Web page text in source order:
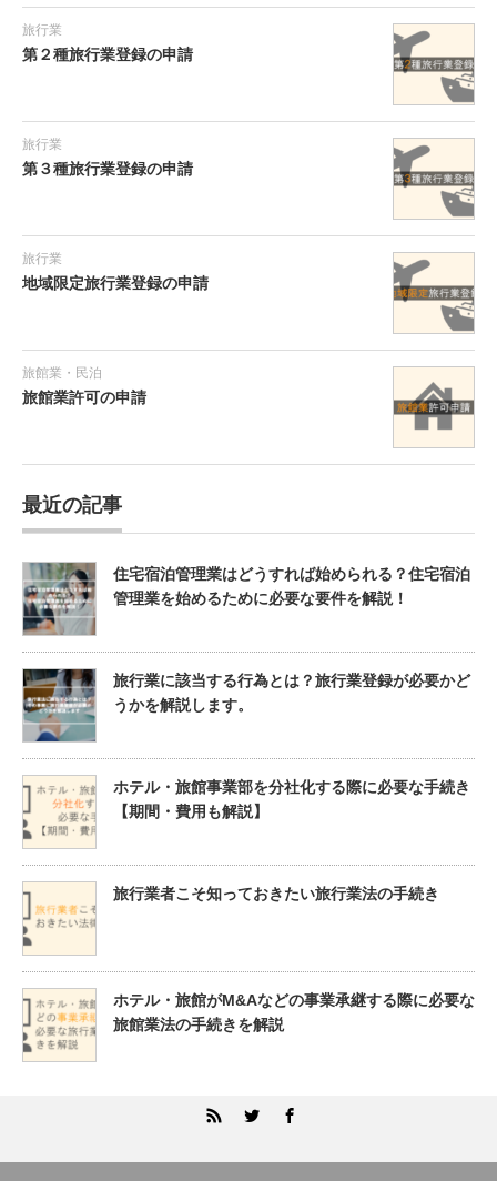
旅行業
第２種旅行業登録の申請
旅行業
第３種旅行業登録の申請
旅行業
地域限定旅行業登録の申請
旅館業・民泊
旅館業許可の申請
最近の記事
住宅宿泊管理業はどうすれば始められる？住宅宿泊
管理業を始めるために必要な要件を解説！
旅行業に該当する行為とは？旅行業登録が必要かど
うかを解説します。
ホテル・旅館事業部を分社化する際に必要な手続き
【期間・費用も解説】
旅行業者こそ知っておきたい旅行業法の手続き
ホテル・旅館がM&Aなどの事業承継する際に必要な
旅館業法の手続きを解説
Facebook